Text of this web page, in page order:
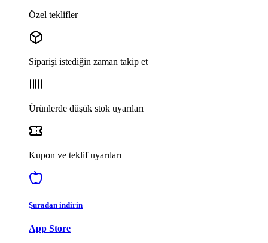
Özel teklifler
Siparişi istediğin zaman takip et
Ürünlerde düşük stok uyarıları
Kupon ve teklif uyarıları
Şuradan indirin
App Store